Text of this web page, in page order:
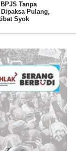
itu baru yah
pada tahu dengan
KCM
agar para
Warnasari
Kelurahan
bantuan para
Tanpa
Pulang,
Syok